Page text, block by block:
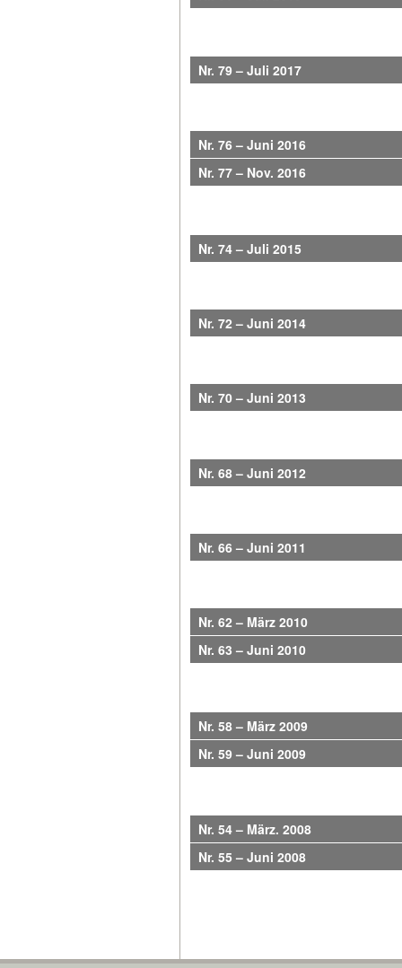
Nr. 79 – Juli 2017
Nr. 76 – Juni 2016
Nr. 77 – Nov. 2016
Nr. 74 – Juli 2015
Nr. 72 – Juni 2014
Nr. 70 – Juni 2013
Nr. 68 – Juni 2012
Nr. 66 – Juni 2011
Nr. 62 – März 2010
Nr. 63 – Juni 2010
Nr. 58 – März 2009
Nr. 59 – Juni 2009
Nr. 54 – März. 2008
Nr. 55 – Juni 2008